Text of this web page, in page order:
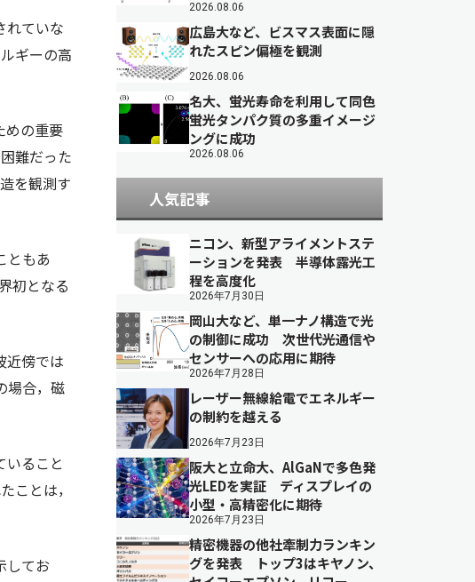
れていな
ギーの高
めの重要
難だった
を観測す
ともあ
初となる
近傍では
場合，磁
いること
ことは，
してお
2026.08.06
広島大など、ビスマス表面に隠
れたスピン偏極を観測
2026.08.06
名大、蛍光寿命を利用して同色
蛍光タンパク質の多重イメージ
ングに成功
2026.08.06
人気記事
ニコン、新型アライメントステ
ーションを発表 半導体露光工
程を高度化
2026年7月30日
岡山大など、単一ナノ構造で光
の制御に成功 次世代光通信や
センサーへの応用に期待
2026年7月28日
レーザー無線給電でエネルギー
の制約を越える
2026年7月23日
阪大と立命大、AlGaNで多色発
光LEDを実証 ディスプレイの
小型・高精密化に期待
2026年7月23日
精密機器の他社牽制力ランキン
グを発表 トップ3はキヤノン、